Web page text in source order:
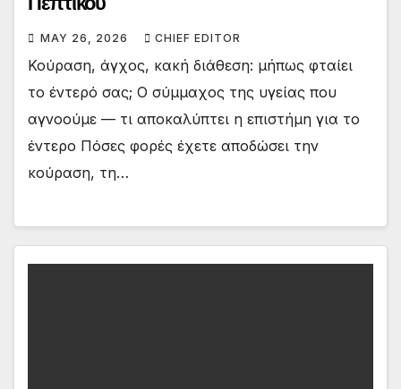
MAY 26, 2026 CHIEF EDITOR
Κούραση, άγχος, κακή διάθεση: μήπως φταίει
το έντερό σας; Ο σύμμαχος της υγείας που
αγνοούμε — τι αποκαλύπτει η επιστήμη για το
έντερο Πόσες φορές έχετε αποδώσει την
κούραση, τη…